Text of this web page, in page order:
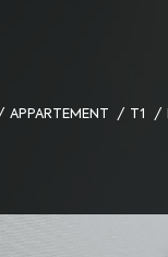
APPARTEMENT T1